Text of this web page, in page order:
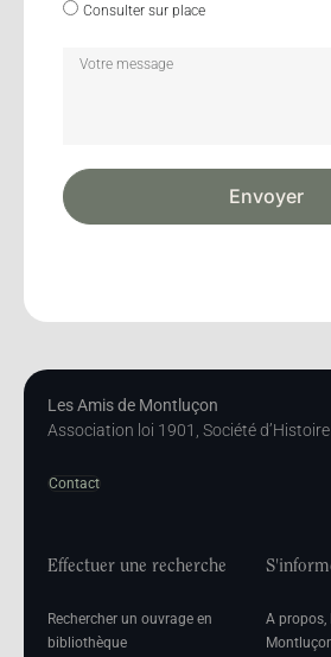
Consulter sur place
Envoyer
Les Amis de Montluçon
Association loi 1901, Société
Contact
Effectuer une recherche
Rechercher un ouvrage en
bibliothèque
A propos,